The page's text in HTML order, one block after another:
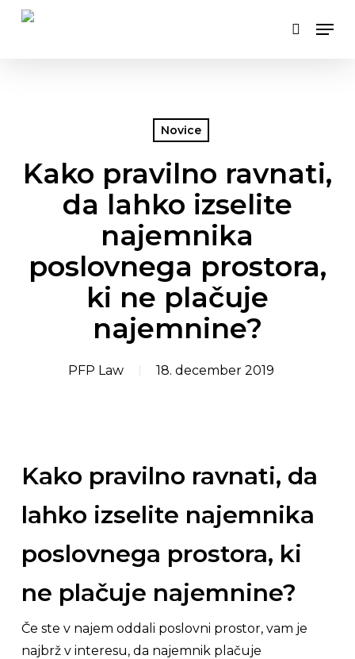
Skip
search
Novice
Kako pravilno ravnati,
da lahko izselite
najemnika
poslovnega prostora,
ki ne plačuje
najemnine?
PFP Law 18. december 2019
Kako pravilno ravnati, da
lahko izselite najemnika
poslovnega prostora, ki
ne plačuje najemnine?
Če ste v najem oddali poslovni prostor, vam je
najbrž v interesu, da najemnik plačuje